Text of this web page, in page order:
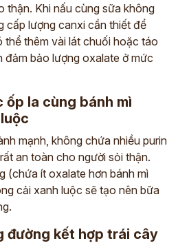
thận. Khi nấu cùng sữa không
cấp lượng canxi cần thiết để
thể thêm vài lát chuối hoặc táo
đảm bảo lượng oxalate ở mức
ốp la cùng bánh mì
mạnh, không chứa nhiều purin
an toàn cho người sỏi thận.
(chứa ít oxalate hơn bánh mì
cải xanh luộc sẽ tạo nên bữa
đường kết hợp trái cây